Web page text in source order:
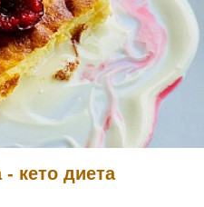
кето диета